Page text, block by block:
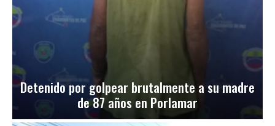
Detenido por golpear brutalmente a su madre
de 87 años en Porlamar